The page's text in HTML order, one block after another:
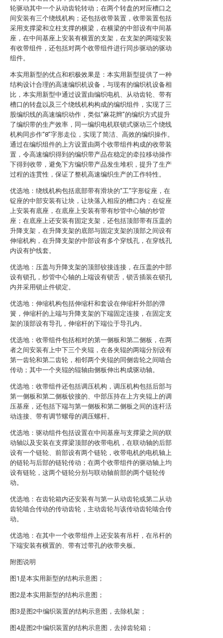
轮驱动其中一个从动齿轮转动；在两个转盘的对应槽口之
间安装有三个绕线机构；还包括收带装置，收带装置包括
采用支撑梁和立柱支撑的横梁，在横梁的中部设有中间基
座，在中间基座上安装有横置的支架，在支架的两端安装
有收带组件，还包括对两个收带组件进行同步驱动的驱动
组件。
本实用新型的优点和积极效果是：本实用新型提供了一种
结构设计合理的高速编织机设备，与现有的编织机设备相
比，本实用新型中通过设置由编织电机、从动齿轮、带有
槽口的转盘以及三个绕线机构构成的编织组件，实现了三
股编织线的高速编织动作，类似“麻花辫”的编织方式提升
了编织带的生产效率，同一编织电机联锁式驱动三个绕线
机构同步作“8”字形走位，实现了简洁、高效的编织操作。
通过在编织组件的上方设置由两个收带组件构成的收带装
置，令高速编织得到的编织带产品在稳定的牵拉移动操作
下得到收带，避免下方编织带产品发生堆积，提升了生产
过程的连贯性，保证了整机高速编织生产的工作特性。
优选地：绕线机构包括底部带有滑块的“工”字形锭座，在
锭座的中部安装有让块，让块落入相应的槽口内；在锭座
上安装有底座，在底座上安装有带有纱管中心轴的纱管
座；在底座上还安装有固定支架，还包括顶部带有压盖的
升降支架，在升降支架的底部与固定支架的顶部之间设有
伸缩机构，在升降支架的中部设有多个穿线孔，在穿线孔
内设有护线套。
优选地：压盖与升降支架的顶部铰接连接，在压盖的中部
设有锁孔，纱管中心轴的上端设有锁舌，锁舌插装在锁孔
内并采用锁止件锁定。
优选地：伸缩机构包括伸缩杆和套设在伸缩杆外部的弹
簧，伸缩杆的上端与升降支架的下端固定连接，在固定支
架的顶部设有导孔，伸缩杆的下端位于导孔内。
优选地：收带组件包括相对的第一侧板和第二侧板，在两
者之间安装有上中下三个夹辊，在各夹辊的两端分别设有
第一齿轮和第二齿轮，相邻两个夹辊的同侧齿轮之间啮合
传动；其中一个夹辊的辊轴由侧板伸出构成驱动轴。
优选地：收带组件还包括调压机构，调压机构包括后部与
第一侧板和第二侧板铰接的、中部压持在上方夹辊上的调
压基座，还包括下端与第一侧板和第二侧板之间的连杆活
动连接、带有调节螺母的调压螺杆。
优选地：驱动组件包括设置在中间基座与支撑梁之间的联
动轴以及安装在支撑梁顶部的收带电机，在联动轴的后部
设有一个链轮、前部设有两个链轮，收带电机的电机轴上
的链轮与后部的链轮传动；在两个收带组件的驱动轴上均
设有链轮，这两个链轮分别与联动轴前部的两个链轮传
动。
优选地：在齿轮箱内还安装有与第一从动齿轮或第二从动
齿轮啮合传动的传动齿轮，主动齿轮与该传动齿轮啮合传
动。
优选地：在其中一个收带组件上还安装有吊杆，在吊杆的
下端安装有横置的、带有过带孔的收带夹板。
附图说明
图1是本实用新型的结构示意图；
图2是本实用新型的结构示意图；
图3是图2中编织装置的结构示意图，去除机架；
图4是图2中编织装置的结构示意图，去掉齿轮箱；